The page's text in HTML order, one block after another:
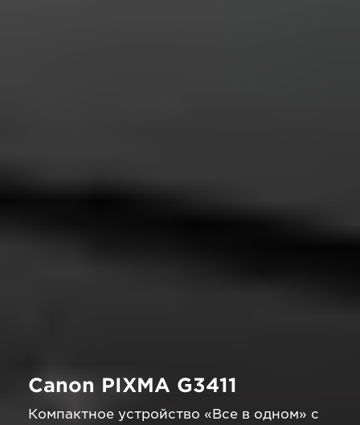
Canon PIXMA G3411
Компактное устройство «Все в одном» с